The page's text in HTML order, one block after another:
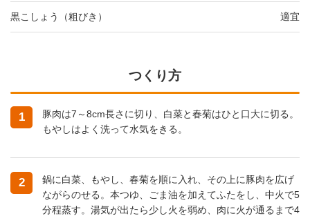
黒こしょう（粗びき） 適宜
つくり方
1
豚肉は7～8cm長さに切り、白菜と春菊はひと口大に切る。
もやしはよく洗って水気をきる。
2
鍋に白菜、もやし、春菊を順に入れ、その上に豚肉を広げ
ながらのせる。本つゆ、ごま油を加えてふたをし、中火で5
分程蒸す。湯気が出たら少し火を弱め、肉に火が通るまで4